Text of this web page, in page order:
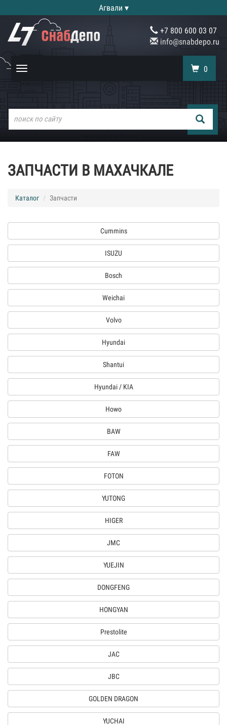
Агвали ▾
+7 800 600 03 07
info@snabdepo.ru
Toggle
0
ЗАПЧАСТИ В МАХАЧКАЛЕ
Каталог Запчасти
Cummins
ISUZU
Bosch
Weichai
Volvo
Hyundai
Shantui
Hyundai / KIA
Howo
BAW
FAW
FOTON
YUTONG
HIGER
JMC
YUEJIN
DONGFENG
HONGYAN
Prestolite
JAC
JBC
GOLDEN DRAGON
YUCHAI